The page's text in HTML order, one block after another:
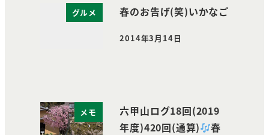
グルメ 春のお告げ(笑)いかなご
投稿日
2014年3月14日
メモ
六甲山ログ18回(2019
年度)420回(通算)
春